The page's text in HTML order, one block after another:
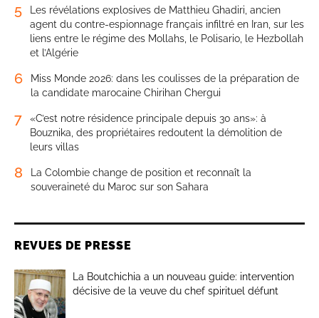
5
Les révélations explosives de Matthieu Ghadiri, ancien
agent du contre-espionnage français infiltré en Iran, sur les
liens entre le régime des Mollahs, le Polisario, le Hezbollah
et l’Algérie
6
Miss Monde 2026: dans les coulisses de la préparation de
la candidate marocaine Chirihan Chergui
7
«C’est notre résidence principale depuis 30 ans»: à
Bouznika, des propriétaires redoutent la démolition de
leurs villas
8
La Colombie change de position et reconnaît la
souveraineté du Maroc sur son Sahara
REVUES DE PRESSE
La Boutchichia a un nouveau guide: intervention
décisive de la veuve du chef spirituel défunt